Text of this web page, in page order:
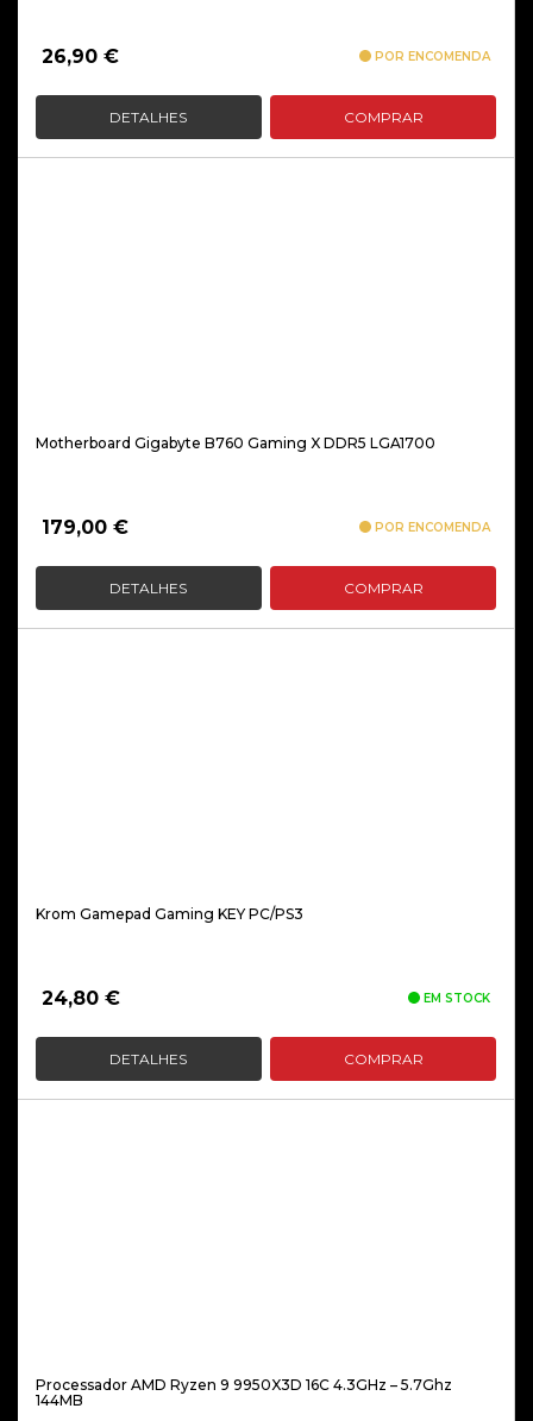
26,90 € POR ENCOMENDA
DETALHES COMPRAR
Motherboard Gigabyte B760 Gaming X DDR5 LGA1700
179,00 € POR ENCOMENDA
DETALHES COMPRAR
Krom Gamepad Gaming KEY PC/PS3
24,80 € EM STOCK
DETALHES COMPRAR
Processador AMD Ryzen 9 9950X3D 16C 4.3GHz – 5.7Ghz
144MB